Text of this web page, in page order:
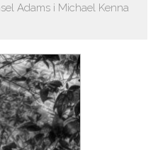
Adams i Michael Kenna